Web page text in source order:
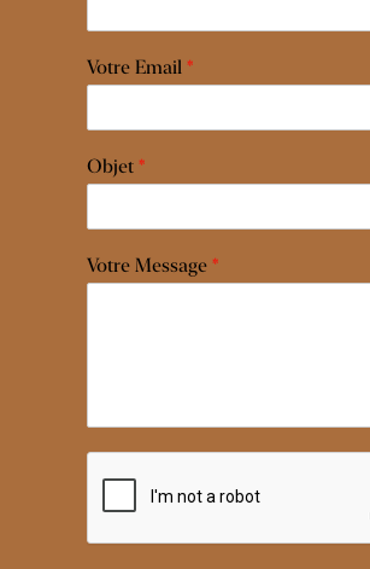
Votre Email *
Objet *
Votre Message *